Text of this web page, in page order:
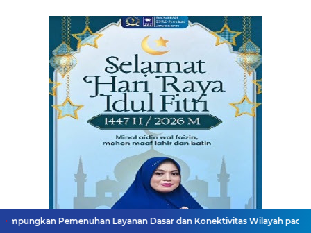
Layanan Dasar dan Konektivitas Wilayah pada 2027